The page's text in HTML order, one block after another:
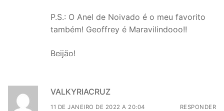
P.S.: O Anel de Noivado é o meu favorito
também! Geoffrey é Maravilindooo!!
Beijão!
VALKYRIACRUZ
11 DE JANEIRO DE 2022 A 20:04 RESPONDER